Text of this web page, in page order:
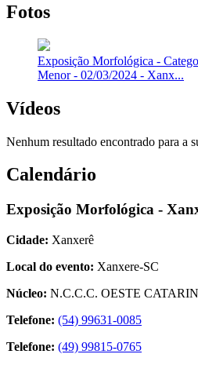
Fotos
Exposição Morfológica -
Menor - 02/03/2024 - Xanx...
Vídeos
Nenhum resultado encontrado para a
Calendário
Exposição Morfológica -
Cidade: Xanxerê
Local do evento: Xanxere-SC
Núcleo: N.C.C.C. OESTE
Telefone: (54) 99631-0085
Telefone: (49) 99815-0765